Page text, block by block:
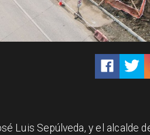
Luis Sepúlveda, y el alcalde